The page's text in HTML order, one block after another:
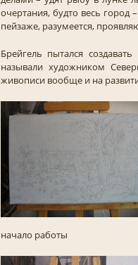
очертания, будто весь город
пейзаже, разумеется,
Брейгель пытался
называли художником
живописи вообще и на
начало работы